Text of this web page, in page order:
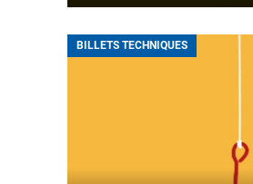
BILLETS TECHNIQUES